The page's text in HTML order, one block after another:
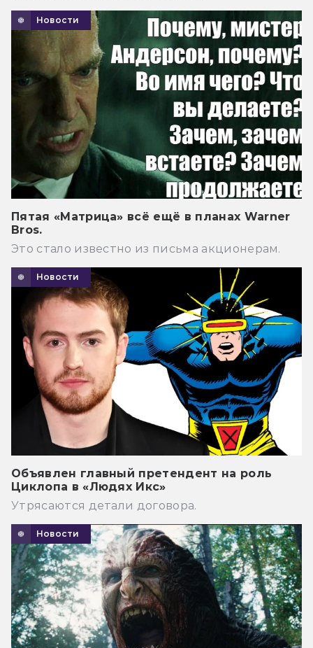
Новости
Пятая «Матрица» всё ещё в планах Warner
Bros.
Это стало известно из письма акционерам.
Новости
Объявлен главный претендент на роль
Циклопа в «Людях Икс»
Утрясаются детали договора.
Новости